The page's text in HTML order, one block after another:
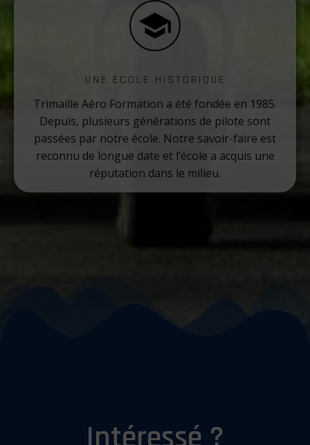
UNE ÉCOLE HISTORIQUE
Trimaille Aéro Formation a été fondée en 1985.
Depuis, plusieurs générations de pilote sont
passées par notre école. Notre savoir-faire est
reconnu de longue date et l’école a acquis une
réputation dans le milieu.